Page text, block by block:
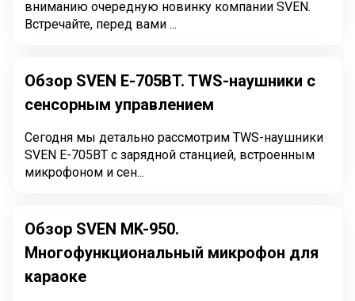
вниманию очередную новинку компании SVEN.
Встречайте, перед вами ...
Обзор SVEN E-705BT. TWS-наушники с
сенсорным управлением
Сегодня мы детально рассмотрим TWS-наушники
SVEN E-705BT с зарядной станцией, встроенным
микрофоном и сен...
Обзор SVEN MK-950.
Многофункциональный микрофон для
караоке